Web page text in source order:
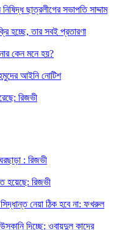
ছাত্রলীগের সভাপতি সাদ্দাম
হচ্ছে, তার সবই প্রতারণা
কেন মনে হয়?
আইনি নোটিশ
রিজভী
: রিজভী
হয়েছে: রিজভী
সিদ্ধান্ত নেয়া ঠিক হবে না: ফখরুল
দিচ্ছে: ওবায়দুল কাদের